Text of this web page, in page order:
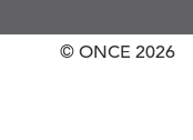
© ONCE 2026